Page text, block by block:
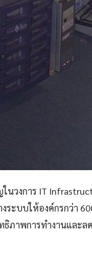
นวงการ IT
ระบบให้องค์กรกว่า
ธิภาพการทำงานและ